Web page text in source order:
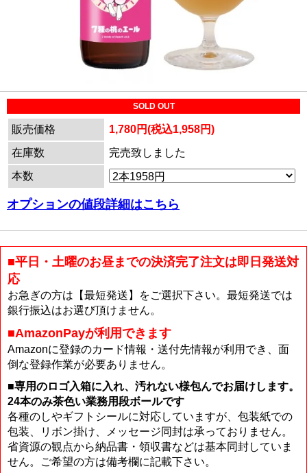
SOLD OUT
販売価格
1,780円(税込1,958円)
在庫数
完売致しました
本数
オプションの値段詳細はこちら
■平日・土曜のお昼までの決済完了注文は即日発送対
応
お急ぎの方は【最短発送】をご選択下さい。最短発送では
銀行振込はお選び頂けません。
■AmazonPayが利用できます
Amazonに登録のカード情報・送付先情報が利用でき、面
倒な登録作業が必要ありません。
■専用のロゴ入箱に入れ、汚れない様包んでお届けします。
24本のみ茶色い業務用段ボールです
各種のしやギフトシールに対応していますが、包装紙での
包装、リボン掛け、メッセージ同封は承っておりません。
省資源の観点から納品書・領収書などは基本同封していま
せん。ご希望の方は備考欄に記載下さい。